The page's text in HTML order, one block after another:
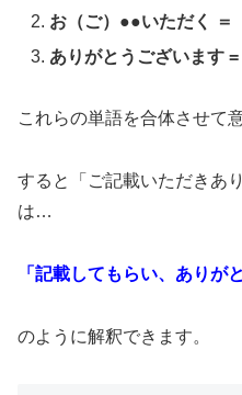
お（ご）●●いただく ＝
ありがとうございます
これらの単語を合体させて
すると「ご記載いただきあ
は…
「記載してもらい、ありが
のように解釈できます。